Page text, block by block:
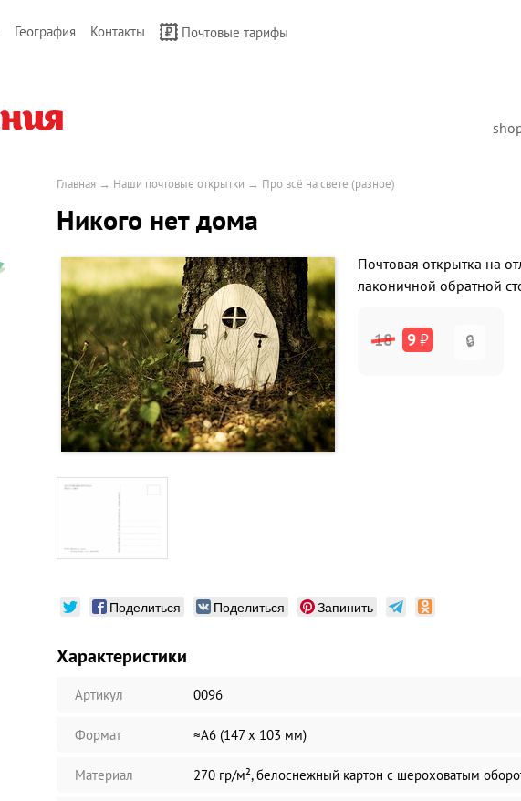
География Контакты Почтовые тарифы
Главная → Наши почтовые открытки → Про всё на свете (разное)
Никого нет дома
Почтовая открытка на
лаконичной обратной
18 9₽ 🔒
Поделиться Поделиться Запинить
Характеристики
Артикул 0096
Формат ≈А6 (147 х 103 мм)
Материал 270 гр/м², белоснежный картон с шероховатым